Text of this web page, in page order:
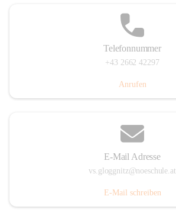
Telefonnummer
+43 2662 42297
Anrufen
E-Mail Adresse
vs.gloggnitz@noeschule.at
E-Mail schreiben